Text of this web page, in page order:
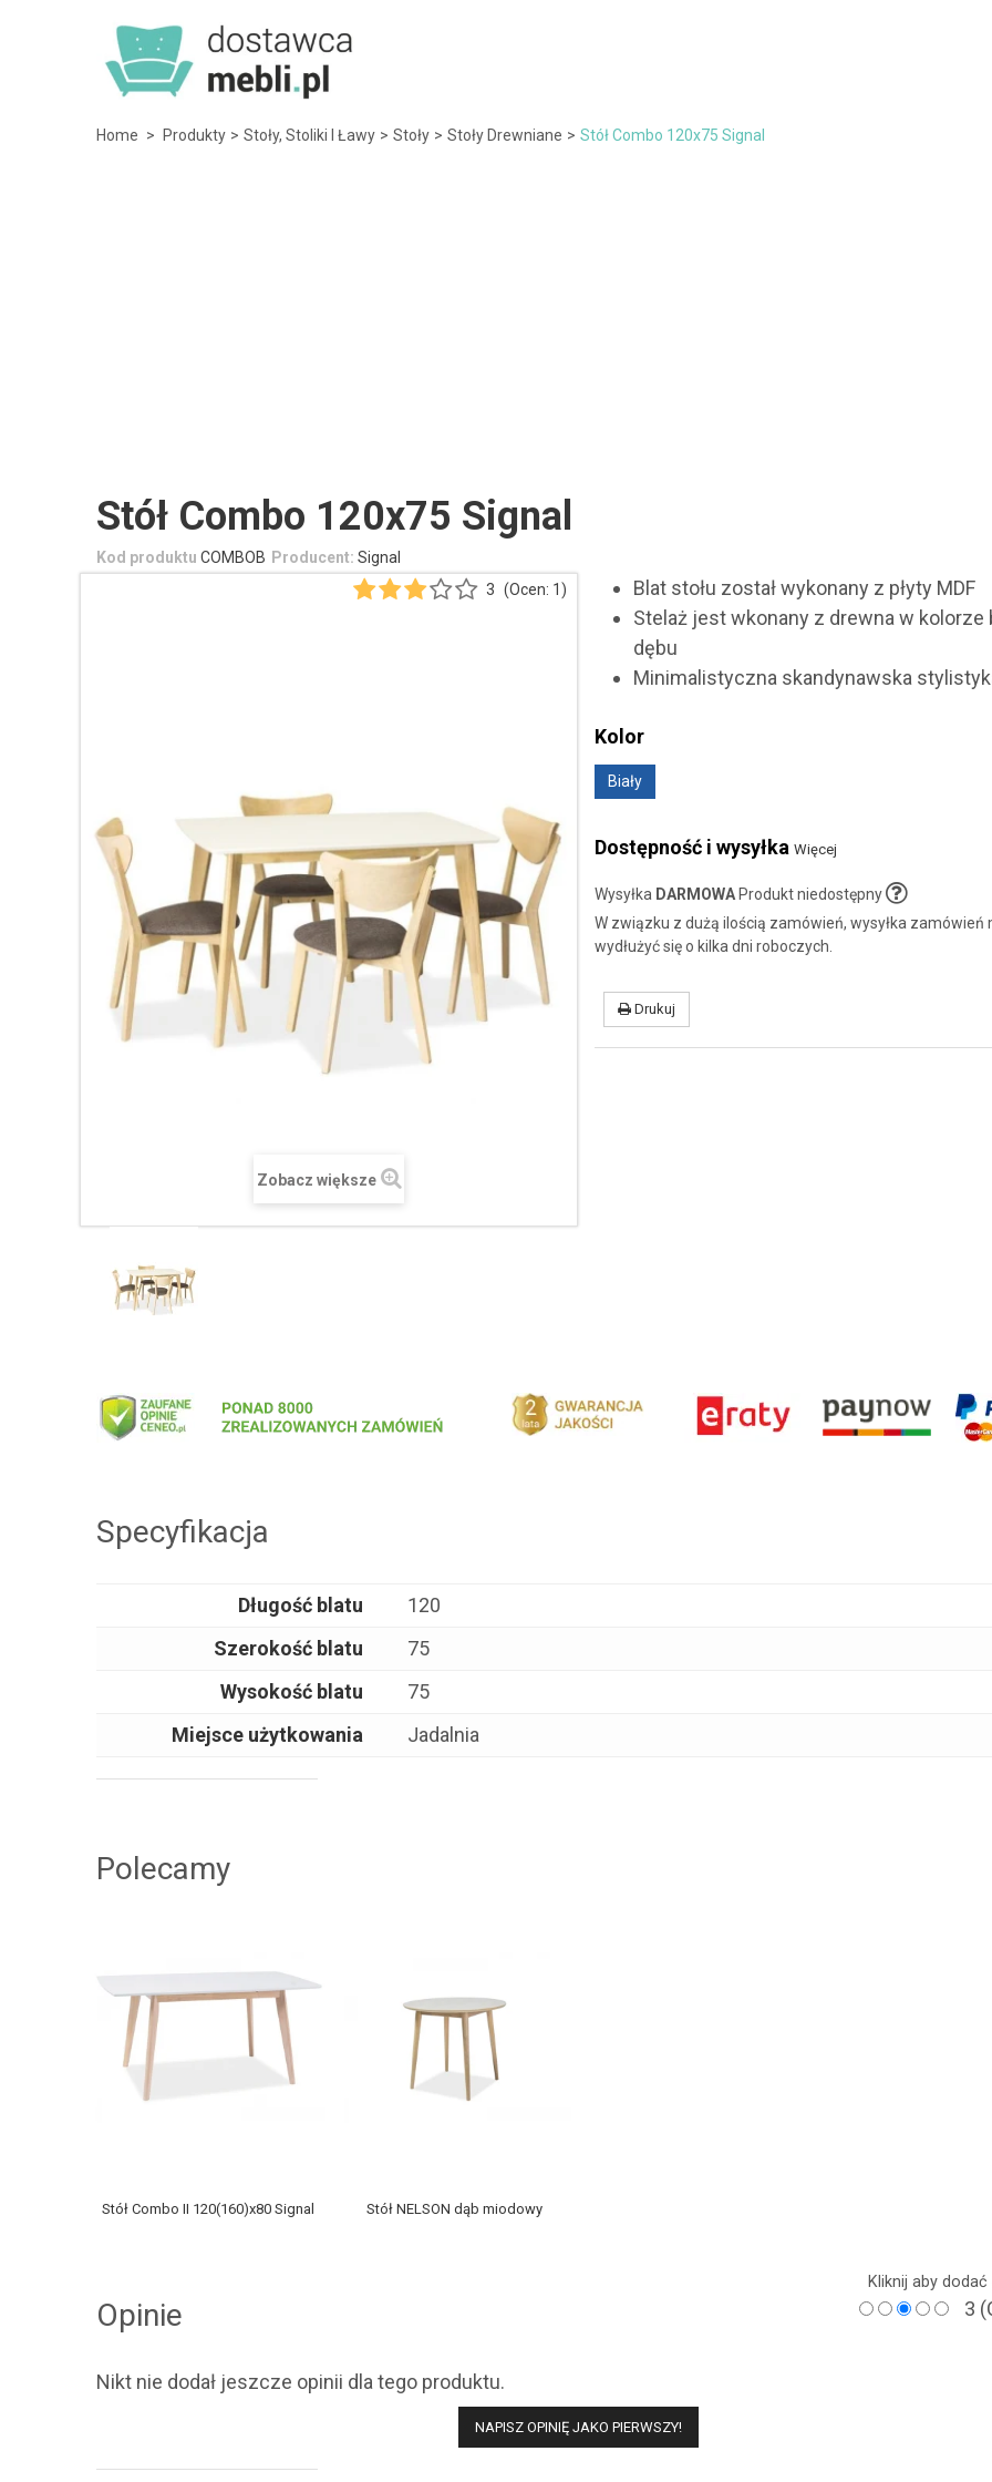
Home > Produkty > Stoły, Stoliki I Ławy > Stoły > Stoły Drewniane > Stół Combo 120x75 Signal
Stół Combo 120x75 Signal
Kod produktu COMBOB Producent: Signal
3 (Ocen: 1)
Zobacz większe
Blat stołu został wykonany z płyty MDF
Stelaż jest wkonany z drewna w kolorze
dębu
Minimalistyczna skandynawska
Biały
Dostępność i wysyłka Więcej
Wysyłka DARMOWA Produkt niedostępny
W związku z dużą ilością zamówień, wysyłka zamówień
wydłużyć się o kilka dni roboczych.
Drukuj
Specyfikacja
Długość blatu
120
Szerokość blatu
75
Wysokość blatu
75
Miejsce użytkowania
Jadalnia
Polecamy
Stół Combo II 120(160)x80 Signal Stół NELSON dąb miodowy
Opinie
Kliknij aby
3
Nikt nie dodał jeszcze opinii dla tego produktu.
NAPISZ OPINIĘ JAKO PIERWSZY!